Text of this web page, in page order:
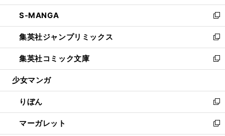
開
く
ウ
で
開
く
ン
ド
ウ
で
開
く
ウ
ィ
ン
ド
ウ
で
開
し
い
ウ
ィ
ン
ド
ウ
開
く
S-MANGA
新
し
い
ウ
ィ
ン
ウ
で
開
く
集英社ジャンプリミックス
新
し
い
ウ
ン
ド
ウ
で
開
集英社コミック文庫
新
し
ウ
ィ
ン
ド
少女マンガ
りぼん
新
し
い
マーガレット
新